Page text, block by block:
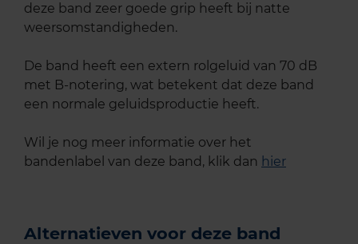
deze band zeer goede grip heeft bij natte
weersomstandigheden.
De band heeft een extern rolgeluid van 70 dB
met B-notering, wat betekent dat deze band
een normale geluidsproductie heeft.
Wil je nog meer informatie over het
bandenlabel van deze band, klik dan hier
Alternatieven voor deze band